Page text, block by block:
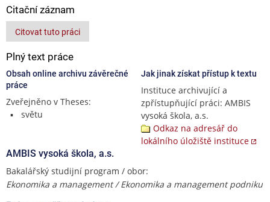
Citační záznam
Citovat tuto práci
Plný text práce
Obsah online archivu závěrečné
práce
Zveřejněno v Theses:
světu
Jak jinak získat přístup k textu
Instituce archivující a
zpřístupňující práci: AMBIS
vysoká škola, a.s.
Odkaz na adresář do
lokálního úložiště instituce
AMBIS vysoká škola, a.s.
Bakalářský studijní program / obor:
Ekonomika a management / Ekonomika a management podniku